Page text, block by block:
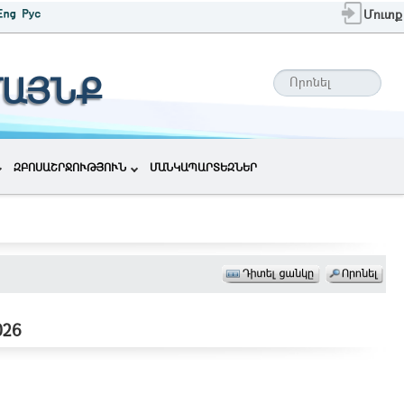
Մուտք
ԶԲՈՍԱՇՐՋՈՒԹՅՈՒՆ ՄԱՆԿԱՊԱՐՏԵԶՆԵՐ